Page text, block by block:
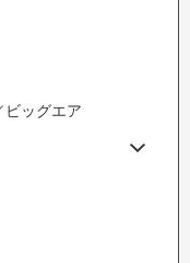
ビッグエア